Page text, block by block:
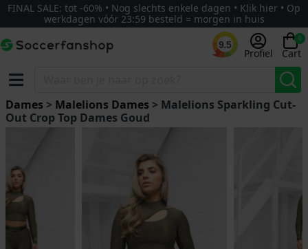
FINAL SALE: tot -60% • Nog slechts enkele dagen • Klik hier • Op
werkdagen vóór 23:59 besteld = morgen in huis
9.5
Profiel
0
Cart
Dames > Malelions Dames > Malelions Sparkling Cut-
Out Crop Top Dames Goud